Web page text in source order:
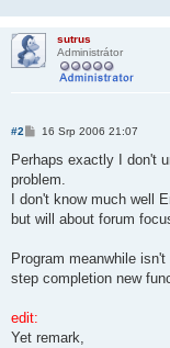
sutrus
Administrátor
#2
P
í
p
ě
e
16 Srp 2006 21:07
Perhaps exactly I don't
problem.
I don't know much well
but will about forum
Program meanwhile
step completion new
edit:
Yet remark,